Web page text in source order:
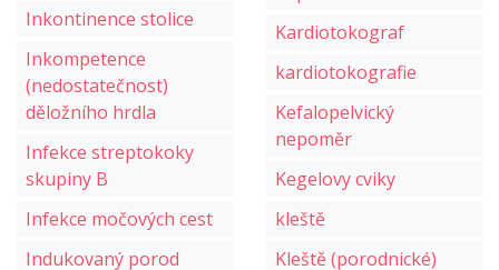
Inkontinence stolice
Inkompetence
(nedostatečnost)
děložního hrdla
Infekce streptokoky
skupiny B
Infekce močových cest
Indukovaný porod
Kardiotokograf
kardiotokografie
Kefalopelvický
nepoměr
Kegelovy cviky
kleště
Kleště (porodnické)